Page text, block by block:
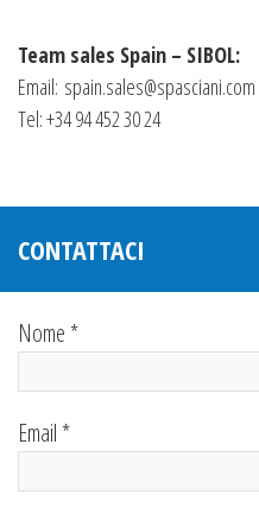
Team sales Spain – SIBOL:
Email: spain.sales@spasciani.com
Tel: +34 94 452 30 24
CONTATTACI
Nome *
Email *